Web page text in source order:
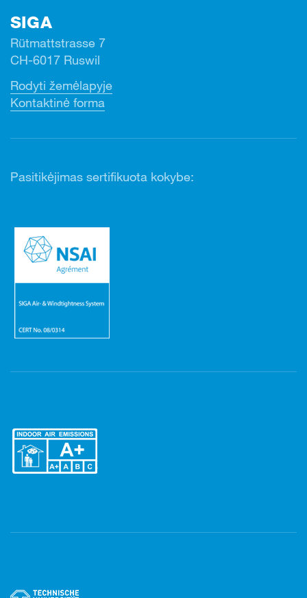
SIGA
Rütmattstrasse 7
CH-6017 Ruswil
Rodyti žemėlapyje
Kontaktinė forma
Pasitikėjimas sertifikuota kokybe: